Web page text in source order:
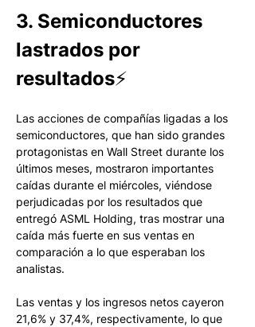
3. Semiconductores
lastrados por
resultados⚡️
Las acciones de compañías ligadas a los
semiconductores, que han sido grandes
protagonistas en Wall Street durante los
últimos meses, mostraron importantes
caídas durante el miércoles, viéndose
perjudicadas por los resultados que
entregó ASML Holding, tras mostrar una
caída más fuerte en sus ventas en
comparación a lo que esperaban los
analistas.
Las ventas y los ingresos netos cayeron
21,6% y 37,4%, respectivamente, lo que